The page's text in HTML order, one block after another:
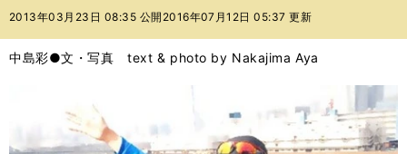
バ
2013年03月23日 08:35 公開 2016年07月12日 05:37 更新
中島彩●文・写真 text & photo by Nakajima Aya